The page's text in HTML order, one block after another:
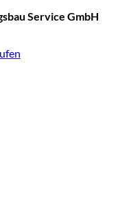
Service GmbH